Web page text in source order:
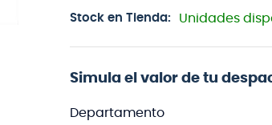
Stock en Tienda: Unidades
Simula el valor de tu
Departamento